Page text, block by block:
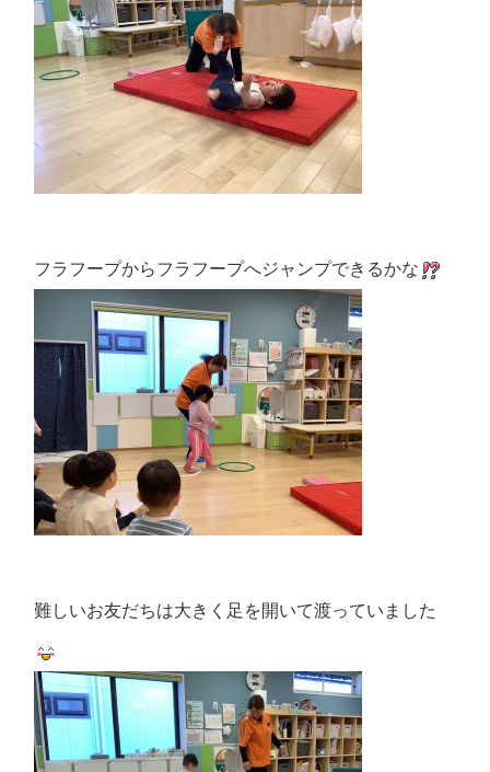
フラフープからフラフープへジャンプできるかな
難しいお友だちは大きく足を開いて渡っていました